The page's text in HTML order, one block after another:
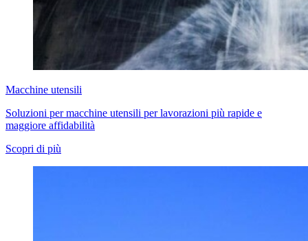
Macchine utensili
Soluzioni per macchine utensili per lavorazioni più rapide e
maggiore affidabilità
Scopri di più